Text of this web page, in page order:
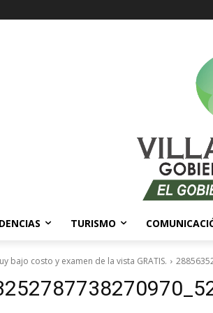
TURISMO
bajo costo y examen de la vista GRATIS.